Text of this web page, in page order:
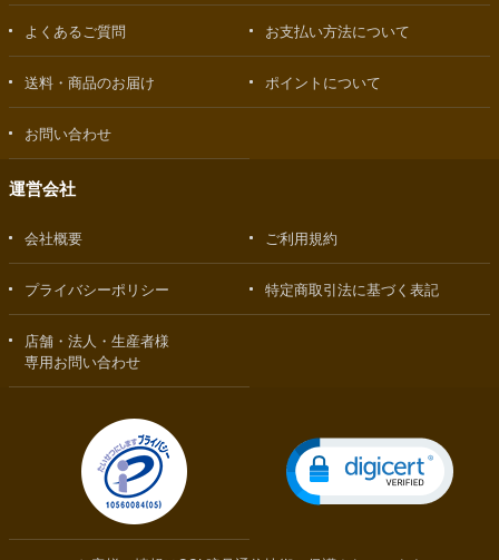
よくあるご質問 お支払い方法について
送料・商品のお届け ポイントについて
お問い合わせ
運営会社
会社概要 ご利用規約
プライバシーポリシー 特定商取引法に基づく表記
店舗・法人・生産者様
専用お問い合わせ